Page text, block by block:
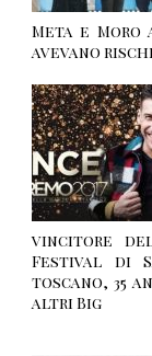
Meta e Moro
avevano
vincitore
Festival di
toscano, 35
altri Big